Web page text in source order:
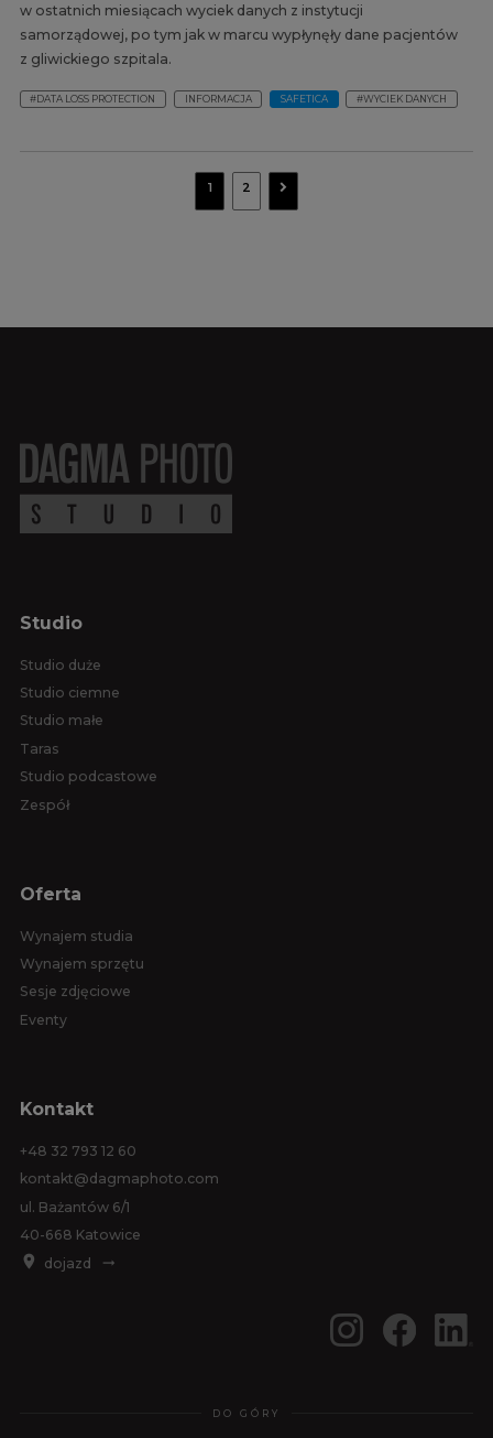
w ostatnich miesiącach wyciek danych z instytucji
samorządowej, po tym jak w marcu wypłynęły dane pacjentów
z gliwickiego szpitala.
#DATA LOSS PROTECTION INFORMACJA SAFETICA #WYCIEK DANYCH
1 2 navigate_next
Studio
Studio duże
Studio ciemne
Studio małe
Taras
Studio podcastowe
Zespół
Oferta
Wynajem studia
Wynajem sprzętu
Sesje zdjęciowe
Eventy
Kontakt
+48 32 793 12 60
kontakt@dagmaphoto.com
ul. Bażantów 6/1
40-668 Katowice
dojazd
DO GÓRY